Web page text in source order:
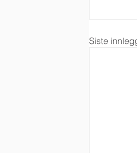
Siste